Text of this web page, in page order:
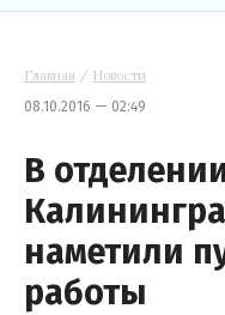
Главная / Новости
08.10.2016 — 02:49
В
наметили
работы